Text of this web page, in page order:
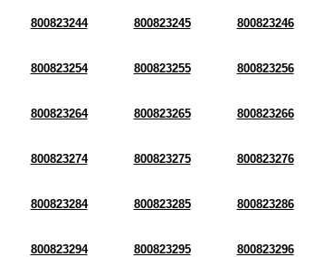
800823244 800823245 800823246
800823254 800823255 800823256
800823264 800823265 800823266
800823274 800823275 800823276
800823284 800823285 800823286
800823294 800823295 800823296